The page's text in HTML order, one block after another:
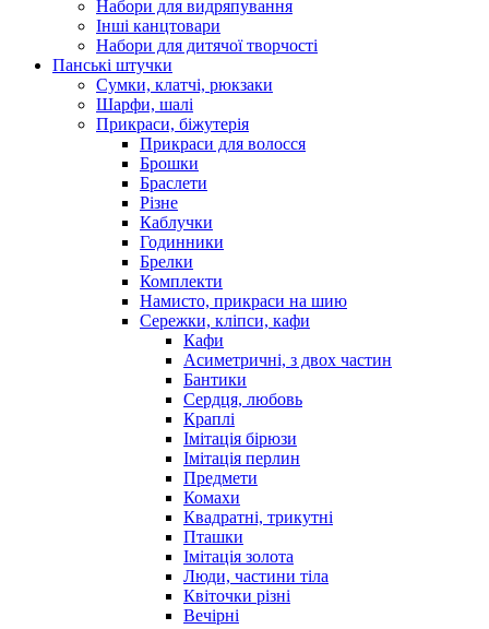
Набори для видряпування
Інші канцтовари
Набори для дитячої творчості
Панські штучки
Сумки, клатчі, рюкзаки
Шарфи, шалі
Прикраси, біжутерія
Прикраси для волосся
Брошки
Браслети
Різне
Каблучки
Годинники
Брелки
Комплекти
Намисто, прикраси на шию
Сережки, кліпси, кафи
Кафи
Асиметричні, з двох частин
Бантики
Сердця, любовь
Краплі
Імітація бірюзи
Імітація перлин
Предмети
Комахи
Квадратні, трикутні
Пташки
Імітація золота
Люди, частини тіла
Квіточки різні
Вечірні